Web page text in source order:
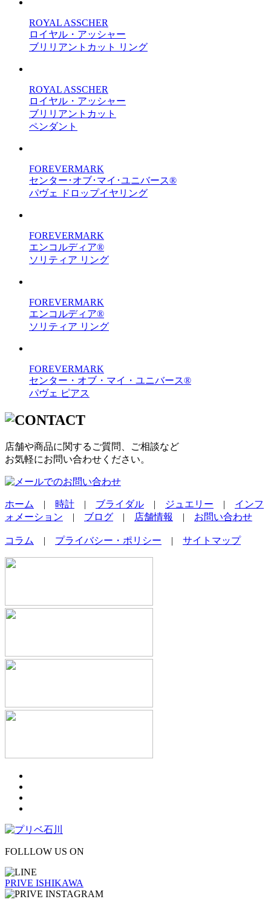
ROYAL ASSCHER
ロイヤル・アッシャー
ブリリアントカット リング
ROYAL ASSCHER
ロイヤル・アッシャー
ブリリアントカット
ペンダント
FOREVERMARK
センター･オブ･マイ･ユニバース®
パヴェ ドロップイヤリング
FOREVERMARK
エンコルディア®
ソリティア リング
FOREVERMARK
エンコルディア®
ソリティア リング
FOREVERMARK
センター・オブ・マイ・ユニバース®
パヴェ ピアス
店舗や商品に関するご質問、ご相談など
お気軽にお問い合わせください。
ホーム | 時計 | ブライダル | ジュエリー | インフ
ォメーション | ブログ | 店舗情報 | お問い合わせ
コラム | プライバシー・ポリシー | サイトマップ
FOLLLOW US ON
PRIVE ISHIKAWA